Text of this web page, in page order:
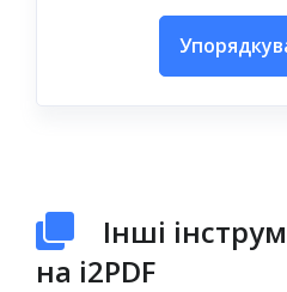
Інші
на i2PDF